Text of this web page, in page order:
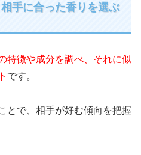
手に合った香りを選ぶ
特徴や成分を調べ、それに似
です。
とで、相手が好む傾向を把握